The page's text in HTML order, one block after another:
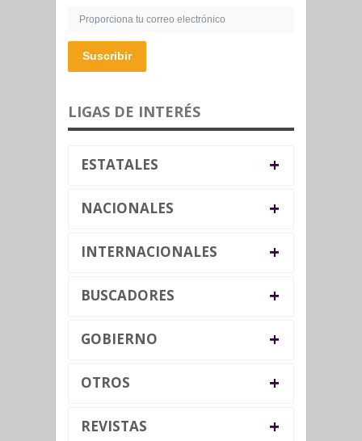
Suscribir
LIGAS DE INTERÉS
ESTATALES +
NACIONALES +
INTERNACIONALES +
BUSCADORES +
GOBIERNO +
OTROS +
REVISTAS +